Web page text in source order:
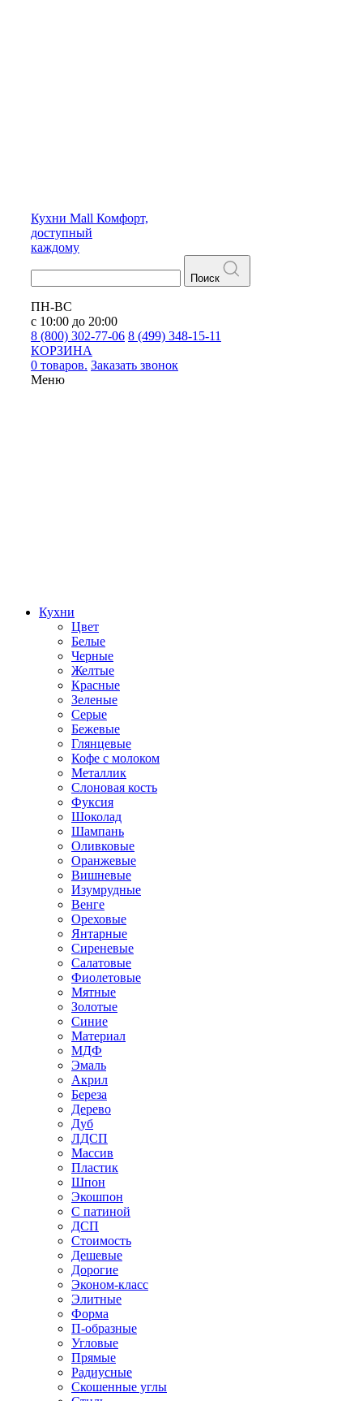
Кухни Mall Комфорт,
доступный
каждому
Поиск
ПН-ВС
с 10:00 до 20:00
8 (800) 302-77-06 8 (499) 348-15-11
КОРЗИНА
0 товаров. Заказать звонок
Меню
Кухни
Цвет
Белые
Черные
Желтые
Красные
Зеленые
Серые
Бежевые
Глянцевые
Кофе с молоком
Металлик
Слоновая кость
Фуксия
Шоколад
Шампань
Оливковые
Оранжевые
Вишневые
Изумрудные
Венге
Ореховые
Янтарные
Сиреневые
Салатовые
Фиолетовые
Мятные
Золотые
Синие
Материал
МДФ
Эмаль
Акрил
Береза
Дерево
Дуб
ЛДСП
Массив
Пластик
Шпон
Экошпон
С патиной
ДСП
Стоимость
Дешевые
Дорогие
Эконом-класс
Элитные
Форма
П-образные
Угловые
Прямые
Радиусные
Скошенные углы